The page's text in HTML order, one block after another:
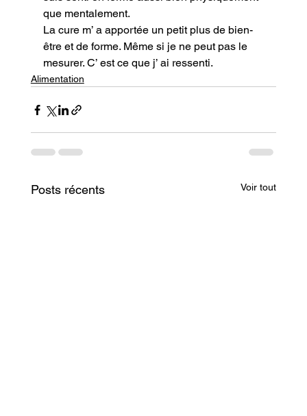
que mentalement.
La cure m’ a apportée un petit plus de bien-
être et de forme. Même si je ne peut pas le
mesurer. C’ est ce que j’ ai ressenti.
Alimentation
Posts récents Voir tout